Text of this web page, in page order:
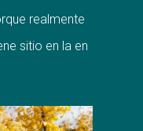
realmente
sitio en la en